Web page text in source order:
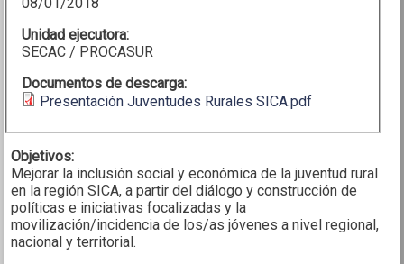
08/01/2018
Unidad ejecutora:
SECAC / PROCASUR
Documentos de descarga:
Presentación Juventudes Rurales SICA.pdf
Objetivos:
Mejorar la inclusión social y económica de la juventud rural
en la región SICA, a partir del diálogo y construcción de
políticas e iniciativas focalizadas y la
movilización/incidencia de los/as jóvenes a nivel regional,
nacional y territorial.